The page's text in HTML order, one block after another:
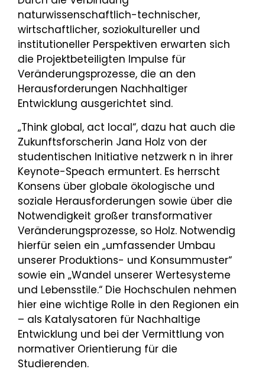
naturwissenschaftlich-technischer,
wirtschaftlicher, soziokultureller und
institutioneller Perspektiven erwarten sich
die Projektbeteiligten Impulse für
Veränderungsprozesse, die an den
Herausforderungen Nachhaltiger
Entwicklung ausgerichtet sind.
„Think global, act local“, dazu hat auch die
Zukunftsforscherin Jana Holz von der
studentischen Initiative netzwerk n in ihrer
Keynote-Speach ermuntert. Es herrscht
Konsens über globale ökologische und
soziale Herausforderungen sowie über die
Notwendigkeit großer transformativer
Veränderungsprozesse, so Holz. Notwendig
hierfür seien ein „umfassender Umbau
unserer Produktions- und Konsummuster“
sowie ein „Wandel unserer Wertesysteme
und Lebensstile.“ Die Hochschulen nehmen
hier eine wichtige Rolle in den Regionen ein
– als Katalysatoren für Nachhaltige
Entwicklung und bei der Vermittlung von
normativer Orientierung für die
Studierenden.